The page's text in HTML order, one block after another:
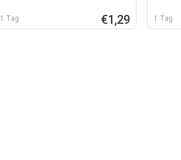
1 Tag €1,29 1 Tag